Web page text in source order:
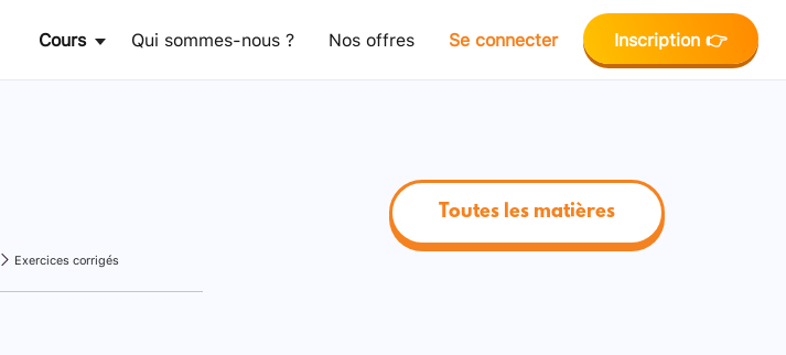
Cours Qui sommes-nous ? Nos offres Se connecter Inscription 👉
Exercices corrigés
Toutes les matières